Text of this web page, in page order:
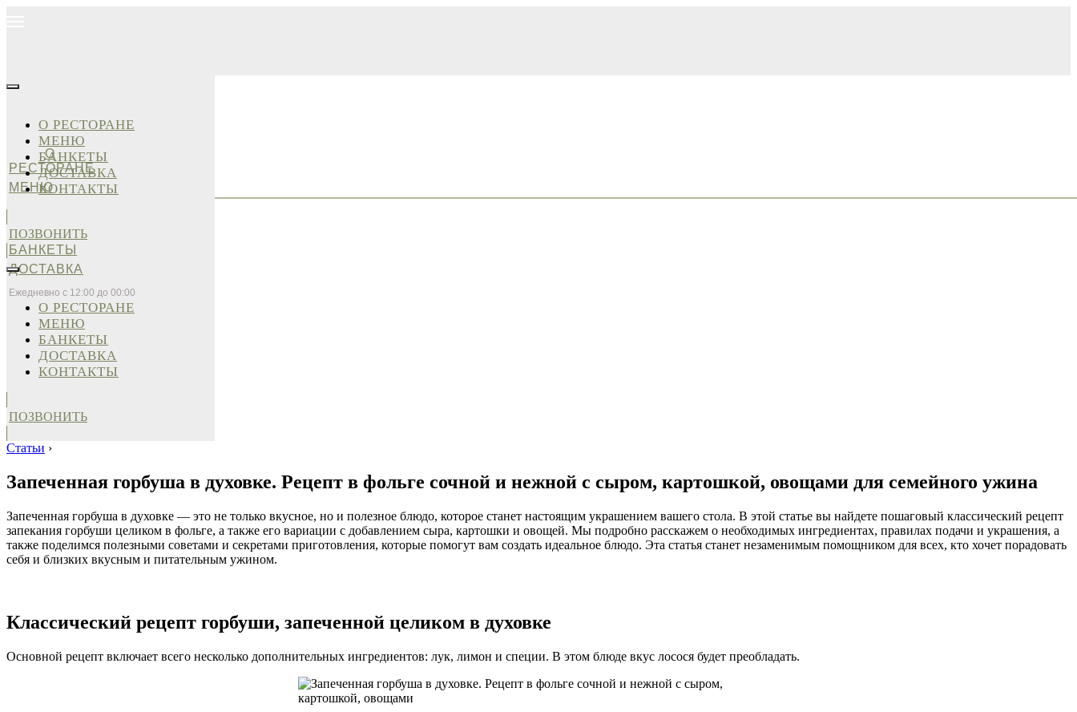
О
РЕСТОРАНЕ
МЕНЮ
БАНКЕТЫ
ДОСТАВКА
Ежедневно с 12:00 до 00:00
О РЕСТОРАНЕ
МЕНЮ
БАНКЕТЫ
ДОСТАВКА
КОНТАКТЫ
ПОЗВОНИТЬ
О РЕСТОРАНЕ
МЕНЮ
БАНКЕТЫ
ДОСТАВКА
КОНТАКТЫ
ПОЗВОНИТЬ
Статьи ›
Запеченная горбуша в духовке. Рецепт в фольге сочной и нежной с сыром, картошкой, овощами для семейного ужина
Запеченная горбуша в духовке — это не только вкусное, но и полезное блюдо, которое станет настоящим украшением вашего стола. В этой статье вы найдете пошаговый классический рецепт
запекания горбуши целиком в фольге, а также его вариации с добавлением сыра, картошки и овощей. Мы подробно расскажем о необходимых ингредиентах, правилах подачи и украшения, а
также поделимся полезными советами и секретами приготовления, которые помогут вам создать идеальное блюдо. Эта статья станет незаменимым помощником для всех, кто хочет порадовать
себя и близких вкусным и питательным ужином.
Классический рецепт горбуши, запеченной целиком в духовке
Основной рецепт включает всего несколько дополнительных ингредиентов: лук, лимон и специи. В этом блюде вкус лосося будет преобладать.